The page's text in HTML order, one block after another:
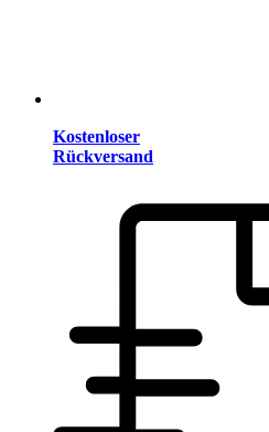
Kostenloser
Rückversand